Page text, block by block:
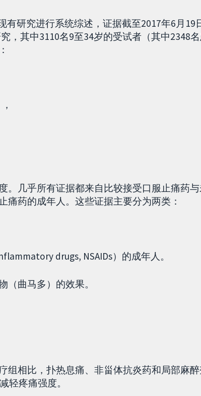
有研究进行系统综述，证据截至2017年6月19
，其中3110名9至34岁的受试者（其中2348
。几乎所有证据都来自比较接受口服止痛药
药的成年人。这些证据主要分为两类：
drugs, NSAIDs）的成年人。
（曲马多）的效果。
组相比，扑热息痛、非甾体抗炎药和局部麻
轻疼痛强度。